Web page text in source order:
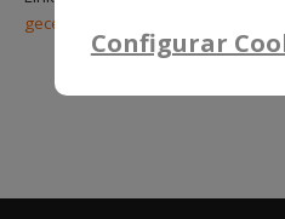
gecex-n-329-de-25-de-abril-de-
Configurar